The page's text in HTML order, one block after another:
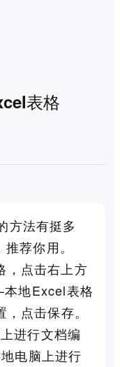
表格
方法有挺多
荐你用。
，点击右上方
地Excel表格
点击保存。
进行文档编
电脑上进行